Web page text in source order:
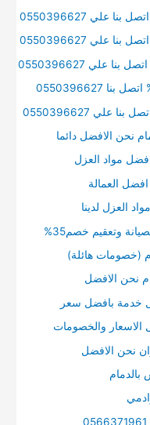
نحن الافضل دائما
مواد العزل
العمالة
العزل لدينا
وتعقيم خصم35%
(خصومات هائلة)
نحن الافضل
خدمة بافضل سعر
والخصومات
نحن الافضل